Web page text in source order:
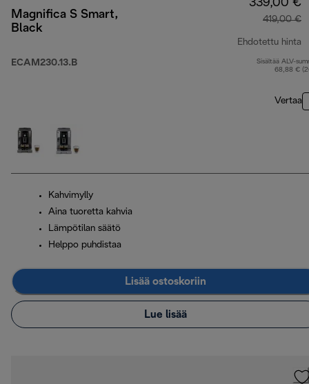
Magnifica S Smart,
Black
ECAM230.13.B
339,00 €
419,00 €
Ehdotettu hinta
Sisältää ALV-
68,88 €
Vertaa
Kahvimylly
Aina tuoretta kahvia
Lämpötilan säätö
Helppo puhdistaa
Lisää ostoskoriin
Lue lisää